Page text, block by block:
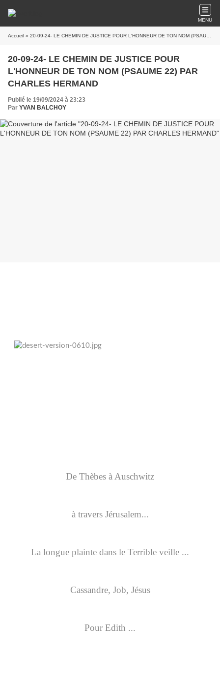
MENU
Accueil » 20-09-24- LE CHEMIN DE JUSTICE POUR L'HONNEUR DE TON NOM (PSAUME 22) PAR CHARLES HERMAND
20-09-24- LE CHEMIN DE JUSTICE POUR
L'HONNEUR DE TON NOM (PSAUME 22) PAR
CHARLES HERMAND
Publié le 19/09/2024 à 23:23
Par YVAN BALCHOY
De Thèbes à Auschwitz
à travers Jérusalem...
La longue plainte dans le Terrible veille ...
Cassandre, Job, Jésus
Pour Edith ...